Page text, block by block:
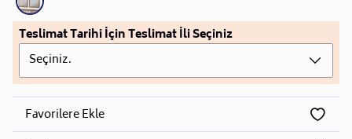
Teslimat Tarihi İçin Teslimat İli Seçiniz
Seçiniz.
Favorilere Ekle